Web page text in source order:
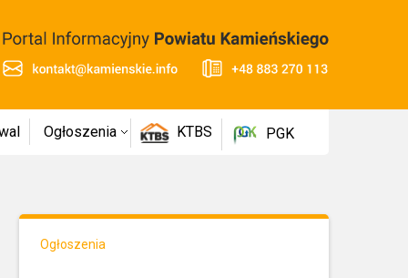
Ogłoszenia KTBS PGK
Ogłoszenia